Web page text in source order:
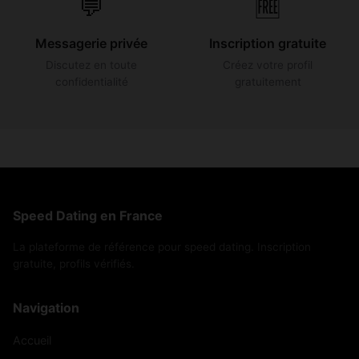
💬
Messagerie privée
🆓
Inscription gratuite
Speed Dating en France
Navigation